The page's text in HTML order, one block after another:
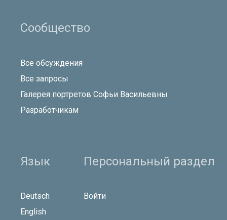
Сообщество
Все обсуждения
Все запросы
Галерея портретов Софьи Васильевны
Разработчикам
Язык
Deutsch
English
Персональный раздел
Войти